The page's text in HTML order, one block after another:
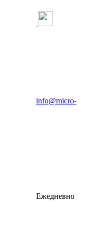
info@micro-
Ежедневно